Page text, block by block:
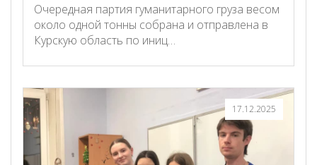
Очередная партия гуманитарного груза весом
около одной тонны собрана и отправлена в
Курскую область по иниц…
17.12.2025